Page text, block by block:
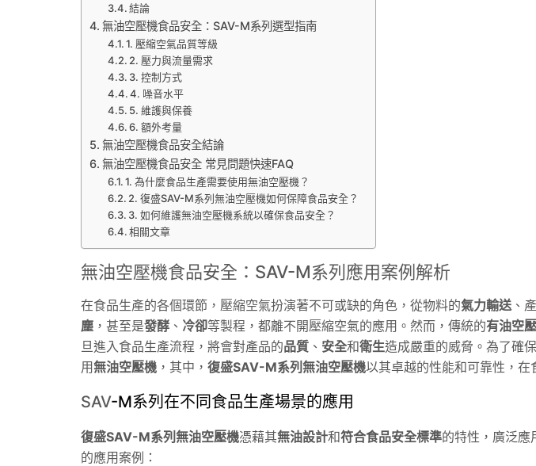
結論
無油空壓機食品安全：SAV-M系列選型指南
1. 壓縮空氣品質等級
2. 壓力與流量需求
3. 控制方式
4. 噪音水平
5. 維護與保養
6. 額外考量
無油空壓機食品安全結論
無油空壓機食品安全 常見問題快速FAQ
1. 為什麼食品生產需要使用無油空壓機？
2. 復盛SAV-M系列無油空壓機如何保障食品安全？
3. 如何維護無油空壓機系統以確保食品安全？
相關文章
無油空壓機食品安全： SAV-M系列應用案例解析
在食品生產的各個環節，壓縮空氣扮演著不可或缺的角色，從物料的氣力輸送 、
塵 ，甚至是發酵 、 冷卻等製程，都離不開壓縮空氣的應用。然而，傳統的有油空
旦進入食品生產流程，將會對產品的品質 、 安全和衛生造成嚴重的威脅。為了確
用無油空壓機 ，其中， 復盛SAV-M系列無油空壓機以其卓越的性能和可靠性，在
SAV-M系列在不同食品生產場景的應用
復盛SAV-M系列無油空壓機憑藉其無油設計和符合食品安全標準的特性，廣泛應
的應用案例：